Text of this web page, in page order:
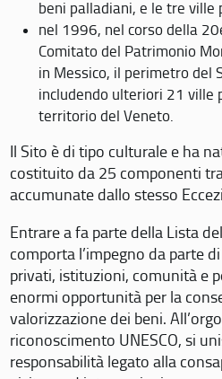
beni palladiani, e le tre ville
nel 1996, nel corso della
Comitato del Patrimonio
in Messico, il perimetro del
includendo ulteriori 21 ville
territorio del Veneto.
Il Sito è di tipo culturale e ha
costituito da 25 componenti
accumunate dallo stesso
Entrare a fa parte della Lista
comporta l’impegno da parte
privati, istituzioni, comunità e
enormi opportunità per la
valorizzazione dei beni.
riconoscimento UNESCO, si
responsabilità legato alla